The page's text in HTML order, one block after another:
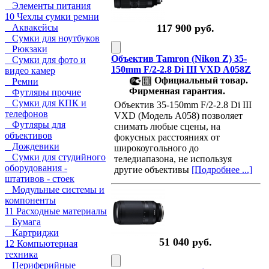
Элементы питания
10 Чехлы сумки ремни
Аквакейсы
Сумки для ноутбуков
Рюкзаки
Сумки для фото и
видео камер
Ремни
Футляры прочие
Сумки для КПК и
телефонов
Футляры для
объективов
Дождевики
Сумки для студийного
оборудования -
штативов - стоек
Модульные системы и
компоненты
11 Расходные материалы
Бумага
Картриджи
12 Компьютерная
техника
Периферийные
117 900 руб.
Объектив Tamron (Nikon Z) 35-
150mm F/2-2.8 Di III VXD A058Z
Официальный товар.
Фирменная гарантия.
Объектив 35-150mm F/2-2.8 Di III
VXD (Модель A058) позволяет
снимать любые сцены, на
фокусных расстояниях от
широкоугольного до
теледиапазона, не используя
другие объективы [Подробнее ...]
51 040 руб.